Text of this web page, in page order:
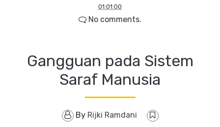
01:01:00
No comments.
Gangguan pada Sistem
Saraf Manusia
By Rijki Ramdani